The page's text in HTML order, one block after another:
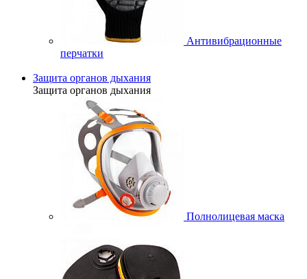
Антивибрационные
перчатки
Защита органов дыхания
Защита органов дыхания
Полнолицевая маска